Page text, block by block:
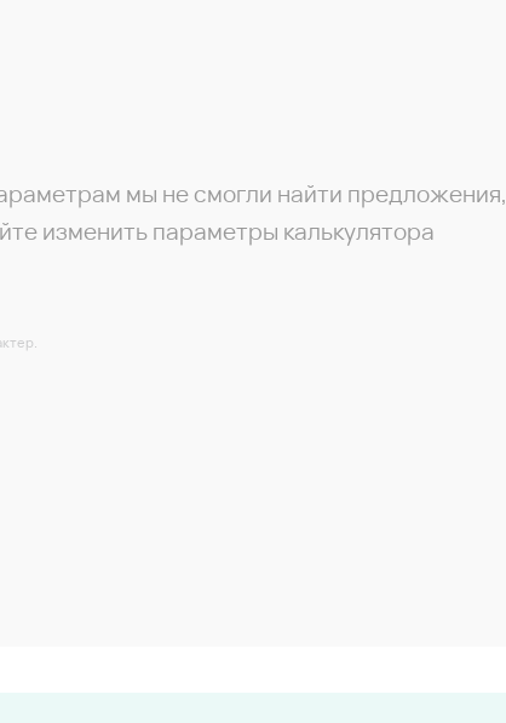
мы не смогли найти предложения,
изменить параметры калькулятора